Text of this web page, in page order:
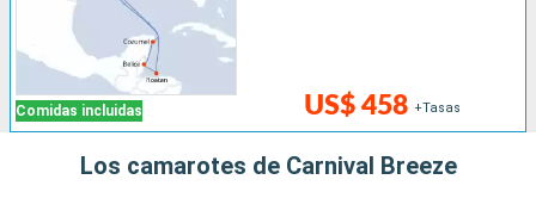
Comidas incluidas US$ 458 +Tasas
Los camarotes de Carnival Breeze